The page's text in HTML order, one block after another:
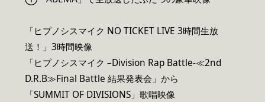
「ヒプノシスマイク NO TICKET LIVE 3時間生放
送！」3時間映像
「ヒプノシスマイク –Division Rap Battle-≪2nd
D.R.B≫Final Battle 結果発表会」から
「SUMMIT OF DIVISIONS」歌唱映像